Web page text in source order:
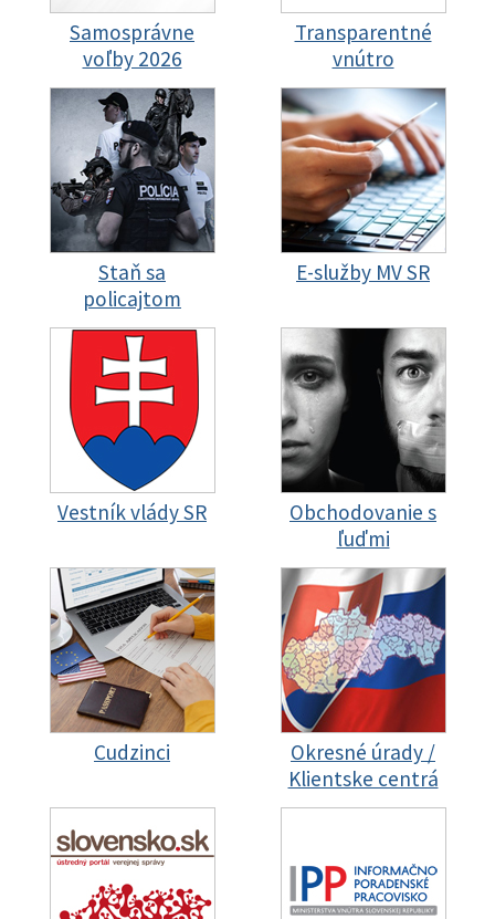
Samosprávne
voľby 2026
Transparentné
vnútro
Staň sa
policajtom
E-služby MV SR
Vestník vlády SR
Obchodovanie s
ľuďmi
Cudzinci
Okresné úrady /
Klientske centrá